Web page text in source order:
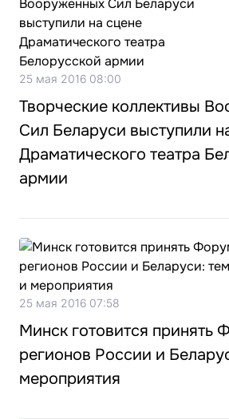
25 мая 2016 08:00
Творческие коллективы
Сил Беларуси выступили
Драматического театра
армии
25 мая 2016 07:58
Минск готовится принять
регионов России и
мероприятия